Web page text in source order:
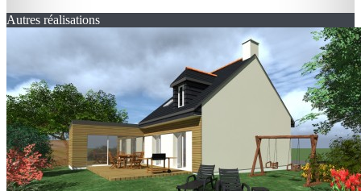
Autres réalisations